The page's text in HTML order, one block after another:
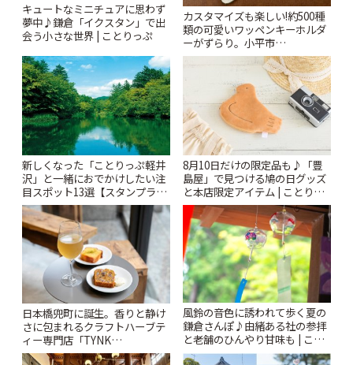
キュートなミニチュアに思わず
夢中♪鎌倉「イクスタン」で出
会う小さな世界 | ことりっぷ
カスタマイズも楽しい!約500種
類の可愛いワッペンキーホルダ
ーがずらり。小平市
「Kimamaya T&K」 | ことりっ
新しくなった「ことりっぷ軽井
沢」と一緒におでかけしたい注
目スポット13選【スタンプラリ
ー開催中】 | ことりっぷ
8月10日だけの限定品も♪「豊
島屋」で見つける鳩の日グッズ
と本店限定アイテム | ことりっ
ぷ
日本橋兜町に誕生。香りと静け
さに包まれるクラフトハーブテ
ィー専門店「TYNK
Kabutocho」 | ことりっぷ
風鈴の音色に誘われて歩く夏の
鎌倉さんぽ♪由緒ある社の参拝
と老舗のひんやり甘味も | こと
りっぷ